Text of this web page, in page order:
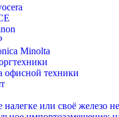
Minolta
офисной техники
налегке или своё железо